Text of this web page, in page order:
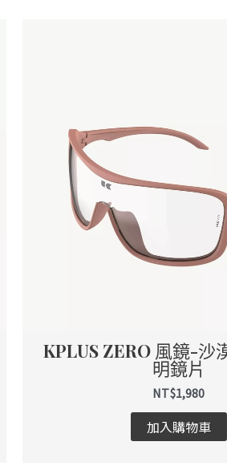
KPLUS ZERO 風鏡-沙
明鏡片
NT$1,980
加入購物車